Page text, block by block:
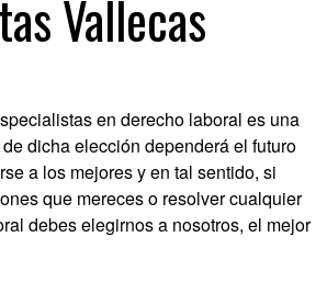
Vallecas
en derecho laboral es una
dicha elección dependerá el futuro
a los mejores y en tal sentido, si
que mereces o resolver cualquier
debes elegirnos a nosotros, el mejor